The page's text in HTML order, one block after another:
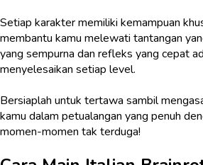
Setiap karakter memiliki kemampuan
membantu kamu melewati tantangan
yang sempurna dan refleks yang cepat
menyelesaikan setiap level.
Bersiaplah untuk tertawa sambil
kamu dalam petualangan yang penuh
momen-momen tak terduga!